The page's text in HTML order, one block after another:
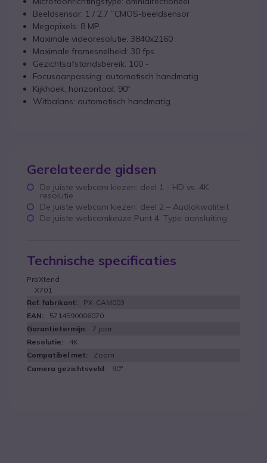
Beeldsensor: 1 / 2,7 ”CMOS-beeldsensor
Megapixels: 8 MP
Maximale videoresolutie: 3840x2160
Maximale framesnelheid: 30 fps
Gezichtsafstandsbereik: 100 -
Focusaanpassing: automatisch handmatig
Kijkhoek, horizontaal: 90º
Witbalans: automatisch handmatig
Gerelateerde gidsen
De juiste webcam kiezen: deel 1 - HD vs. 4K
resolutie
De juiste webcam kiezen: deel 2 – Audiokwaliteit
De juiste webcamkeuze Punt 4: Type aansluiting
Technische specificaties
ProXtend
X701
PX-CAM003
5714590006070
7 jaar
4K
Zoom
90°